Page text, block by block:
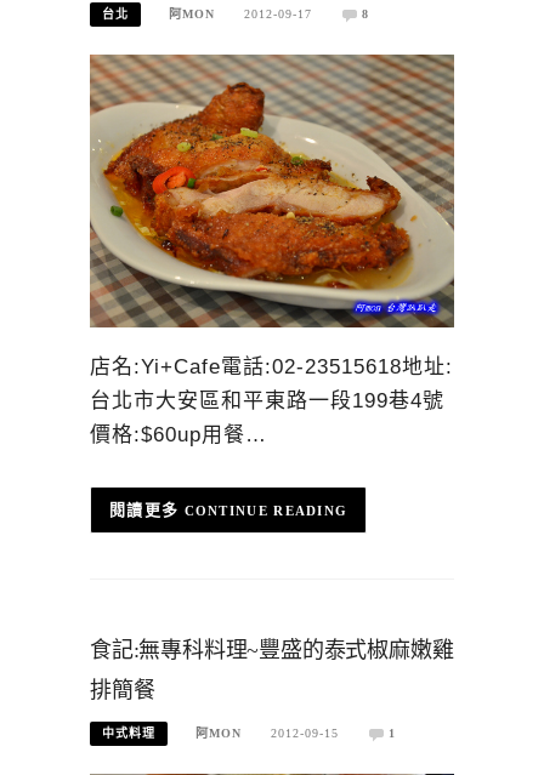
台北 阿MON 2012-09-17 8
店名:Yi+Cafe電話:02-23515618地址:
台北市大安區和平東路一段199巷4號
價格:$60up用餐…
CONTINUE READING
食記:無專科料理~豐盛的泰式椒麻嫩雞
排簡餐
中式料理 阿MON 2012-09-15 1